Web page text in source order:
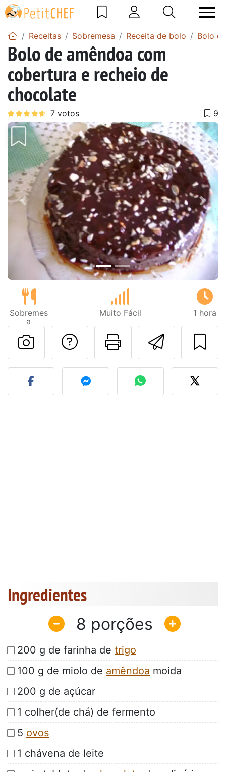
Receitas Sobremesa Receita de bolo Bolo
Bolo de amêndoa com
cobertura e recheio de
chocolate
Anterior Next
Sobremes
a
Muito Fácil 1 hora
Imprima
Falar com o autor
Fez esta receita?
Ingredientes
8
200 g de farinha de trigo
100 g de miolo de amêndoa moida
200 g de açúcar
1 colher(de chá) de fermento
5 ovos
1 chávena de leite